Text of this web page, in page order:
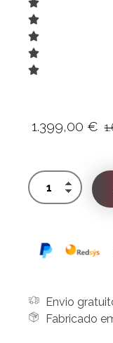
1.399,00 €
Envio
Fabricado